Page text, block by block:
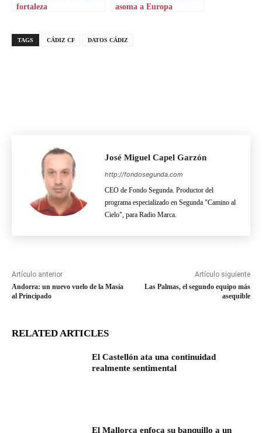
fortaleza
asoma a Europa
TAGS CÁDIZ CF DATOS CÁDIZ
José Miguel Capel Garzón
http://fondosegunda.com
CEO de Fondo Segunda. Productor del
programa especializado en Segunda "Camino al
Cielo", para Radio Marca.
Artículo anterior
Andorra: un nuevo vuelo de la Masía
al Principado
Artículo siguiente
Las Palmas, el segundo equipo más
asequible
RELATED ARTICLES
El Castellón ata una continuidad
realmente sentimental
El Mallorca enfoca su banquillo a un